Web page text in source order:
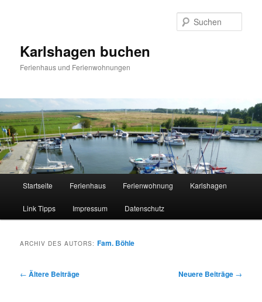
Karlshagen buchen
Ferienhaus und Ferienwohnungen
Startseite Ferienhaus Ferienwohnung Karlshagen
Link Tipps Impressum Datenschutz
ARCHIV DES AUTORS: Fam. Böhle
Beitrags-
← Ältere Beiträge Neuere Beiträge →